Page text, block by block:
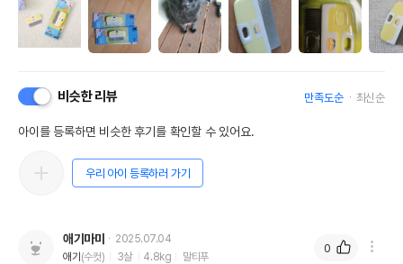
비슷한 리뷰 만족도순 최신순
아이를 등록하면 비슷한 후기를 확인할 수 있어요.
우리 아이 등록하러 가기
애기마미
2025.07.04
애기 (수컷) 3살 4.8kg 말티푸
0